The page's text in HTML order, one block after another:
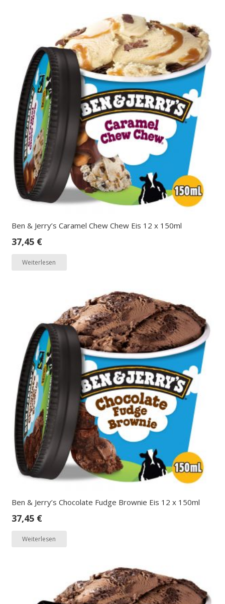
Ben & Jerry’s Caramel Chew Chew Eis 12 x 150ml
37,45 €
Weiterlesen
Ben & Jerry’s Chocolate Fudge Brownie Eis 12 x 150ml
37,45 €
Weiterlesen